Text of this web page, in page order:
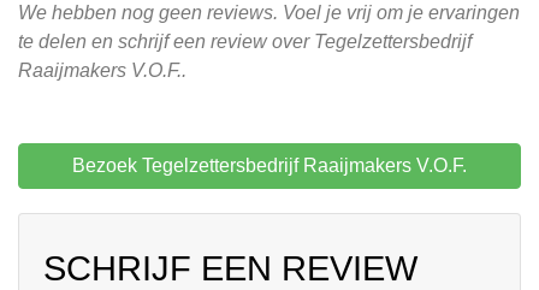
We hebben nog geen reviews. Voel je vrij om je ervaringen
te delen en schrijf een review over Tegelzettersbedrijf
Raaijmakers V.O.F..
Bezoek Tegelzettersbedrijf Raaijmakers V.O.F.
SCHRIJF EEN REVIEW